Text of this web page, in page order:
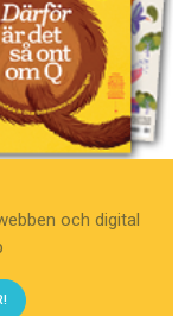
och digital